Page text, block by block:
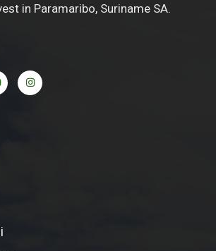
in Paramaribo, Suriname SA.